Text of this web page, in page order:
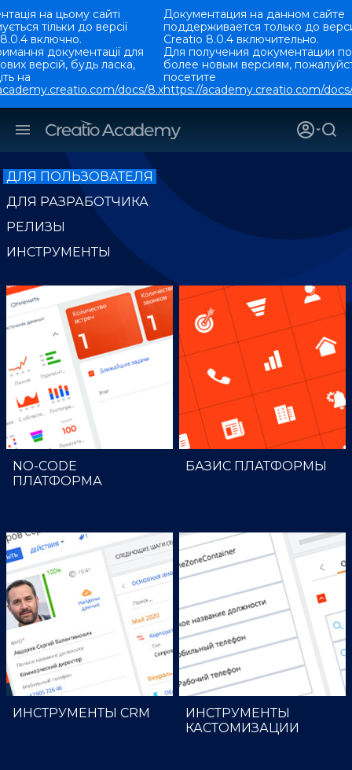
на цьому сайті
тільки до версії
включно.
документації для
версій, будь ласка,
на
docs/8.x
Документация на данном сайте
поддерживается только до
Creatio 8.0.4 включительно.
Для получения документации по
более новым версиям,
посетите
https://academy.creatio.com/
ДЛЯ ПОЛЬЗОВАТЕЛЯ
ДЛЯ РАЗРАБОТЧИКА
РЕЛИЗЫ
ИНСТРУМЕНТЫ
NO-СODE
ПЛАТФОРМА
БАЗИС ПЛАТФОРМЫ
ИНСТРУМЕНТЫ CRM
ИНСТРУМЕНТЫ
КАСТОМИЗАЦИИ